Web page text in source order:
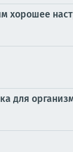
хорошее